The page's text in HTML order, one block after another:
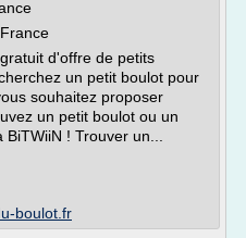
d'offre de petits
un petit boulot pour
souhaitez proposer
un petit boulot ou un
! Trouver un...
boulot.fr